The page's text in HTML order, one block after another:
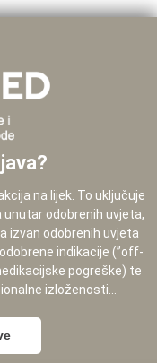
na lijek. To uključuje
odobrenih uvjeta,
izvan odobrenih uvjeta
indikacije (”off-
pogreške) te
izloženosti...